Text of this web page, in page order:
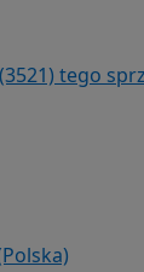
tego